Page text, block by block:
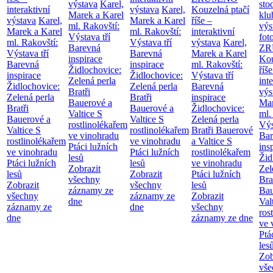
interaktivní
výstava Karel,
Marek a Karel
ml. Rakovští:
Výstava tří
Barevná
inspirace
Židlochovice:
Zelená perla
Bratři
Bauerové a
Valtice S
rostlinolékařem
ve vinohradu
Ptáci lužních
lesů
Zobrazit
všechny
záznamy ze
dne
výstava Karel,
Marek a Karel
ml. Rakovští:
Výstava tří
Barevná
inspirace
Židlochovice:
Zelená perla
Bratři
Bauerové a
Valtice S
rostlinolékařem
ve vinohradu
Ptáci lužních
lesů
Zobrazit
všechny
záznamy ze
dne
výstava Karel,
Marek a Karel
ml. Rakovští:
Výstava tří
Barevná
inspirace
Židlochovice:
Zelená perla
Bratři
Bauerové a
Valtice S
rostlinolékařem
ve vinohradu
Ptáci lužních
lesů
Zobrazit
všechny
záznamy ze
dne
Kouzelná ptačí
říše –
interaktivní
výstava Karel,
Marek a Karel
ml. Rakovští:
Výstava tří
Barevná
inspirace
Židlochovice:
Zelená perla
Bratři Bauerové
a Valtice S
rostlinolékařem
ve vinohradu
Ptáci lužních
lesů
Zobrazit
všechny
záznamy ze dne
ml.
ve